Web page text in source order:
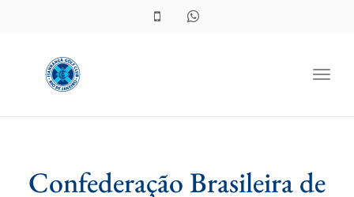
Confederação Brasileira de